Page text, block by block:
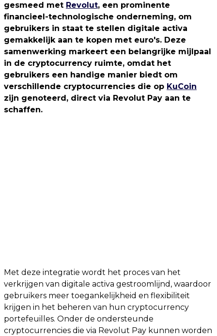
gesmeed met Revolut, een prominente
financieel-technologische onderneming, om
gebruikers in staat te stellen digitale activa
gemakkelijk aan te kopen met euro's. Deze
samenwerking markeert een belangrijke mijlpaal
in de cryptocurrency ruimte, omdat het
gebruikers een handige manier biedt om
verschillende cryptocurrencies die op KuCoin
zijn genoteerd, direct via Revolut Pay aan te
schaffen.
Met deze integratie wordt het proces van het
verkrijgen van digitale activa gestroomlijnd, waardoor
gebruikers meer toegankelijkheid en flexibiliteit
krijgen in het beheren van hun cryptocurrency
portefeuilles. Onder de ondersteunde
cryptocurrencies die via Revolut Pay kunnen worden